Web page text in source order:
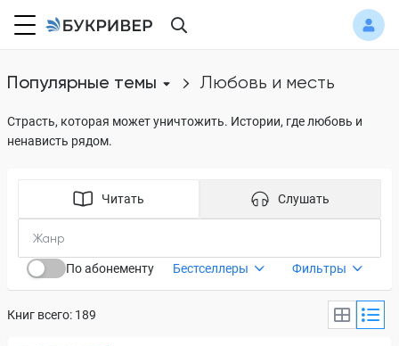
Популярные темы любовь и месть
Страсть, которая может уничтожить. Истории, где любовь и
ненависть рядом.
Читать Слушать
По абонементу Бестселлеры Фильтры
Книг всего: 189